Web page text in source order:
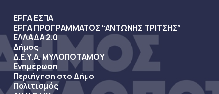
ΕΡΓΑ ΕΣΠΑ
ΕΡΓΑ ΠΡΟΓΡΑΜΜΑΤΟΣ “ΑΝΤΩΝΗΣ ΤΡΙΤΣΗΣ”
ΕΛΛΑΔΑ 2.0
Δήμος
Δ.Ε.Υ.Α. ΜΥΛΟΠΟΤΑΜΟΥ
Ενημέρωση
Περιήγηση στο Δήμο
Πολιτισμός